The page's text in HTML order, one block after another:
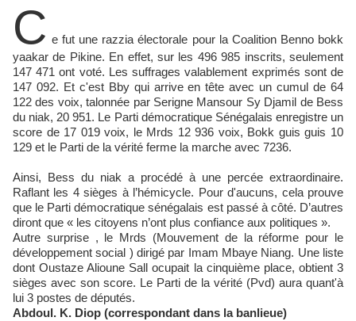
C e fut une razzia électorale pour la Coalition Benno bokk
yaakar de Pikine. En effet, sur les 496 985 inscrits, seulement
147 471 ont voté. Les suffrages valablement exprimés sont de
147 092. Et c'est Bby qui arrive en tête avec un cumul de 64
122 des voix, talonnée par Serigne Mansour Sy Djamil de Bess
du niak, 20 951. Le Parti démocratique Sénégalais enregistre un
score de 17 019 voix, le Mrds 12 936 voix, Bokk guis guis 10
129 et le Parti de la vérité ferme la marche avec 7236.
Ainsi, Bess du niak a procédé à une percée extraordinaire.
Raflant les 4 sièges à l’hémicycle. Pour d'aucuns, cela prouve
que le Parti démocratique sénégalais est passé à côté. D’autres
diront que « les citoyens n’ont plus confiance aux politiques ».
Autre surprise , le Mrds (Mouvement de la réforme pour le
développement social ) dirigé par Imam Mbaye Niang. Une liste
dont Oustaze Alioune Sall ocupait la cinquième place, obtient 3
sièges avec son score. Le Parti de la vérité (Pvd) aura quant'à
lui 3 postes de députés.
Abdoul. K. Diop (correspondant dans la banlieue)